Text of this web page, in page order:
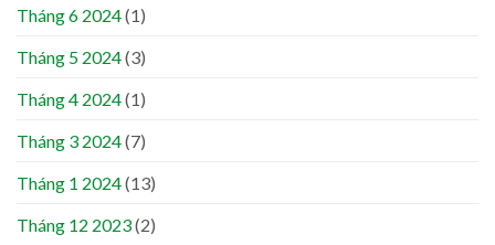
Tháng 6 2024(1)
Tháng 5 2024(3)
Tháng 4 2024(1)
Tháng 3 2024(7)
Tháng 1 2024(13)
Tháng 12 2023(2)